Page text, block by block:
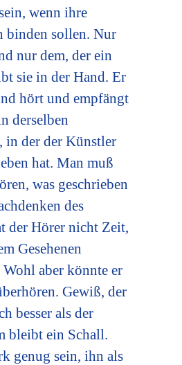
wenn ihre
binden sollen. Nur
nur dem, der ein
sie in der Hand. Er
hört und empfängt
derselben
der der Künstler
hat. Man muß
was geschrieben
des
der Hörer nicht Zeit,
Gesehenen
Wohl aber könnte er
Gewiß, der
besser als der
bleibt ein Schall.
genug sein, ihn als